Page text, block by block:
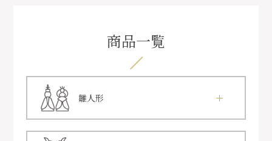
商品一覧
雛人形